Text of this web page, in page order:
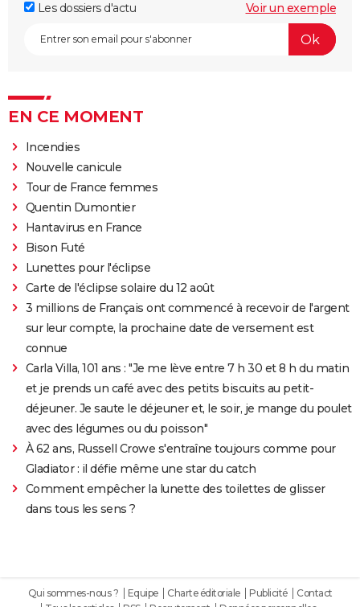
Les dossiers d'actu
Voir un exemple
EN CE MOMENT
Incendies
Nouvelle canicule
Tour de France femmes
Quentin Dumontier
Hantavirus en France
Bison Futé
Lunettes pour l'éclipse
Carte de l'éclipse solaire du 12 août
3 millions de Français ont commencé à recevoir de l'argent
sur leur compte, la prochaine date de versement est
connue
Carla Villa, 101 ans : "Je me lève entre 7 h 30 et 8 h du matin
et je prends un café avec des petits biscuits au petit-
déjeuner. Je saute le déjeuner et, le soir, je mange du poulet
avec des légumes ou du poisson"
À 62 ans, Russell Crowe s'entraîne toujours comme pour
Gladiator : il défie même une star du catch
Comment empêcher la lunette des toilettes de glisser
dans tous les sens ?
Qui sommes-nous ? Equipe Charte éditoriale Publicité
Contact